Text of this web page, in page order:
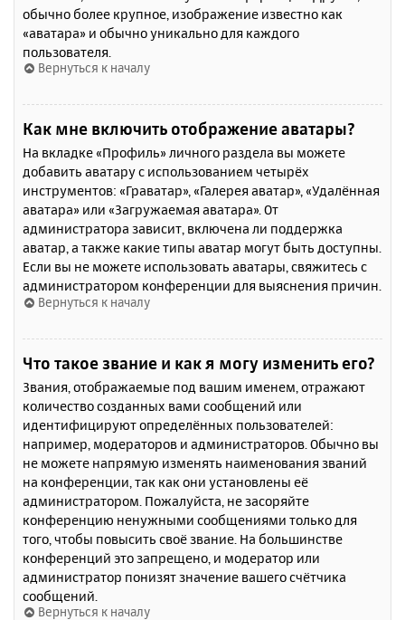
обычно более крупное, изображение известно как
«аватара» и обычно уникально для каждого
пользователя.
Вернуться к началу
Как мне включить отображение аватары?
На вкладке «Профиль» личного раздела вы можете
добавить аватару с использованием четырёх
инструментов: «Граватар», «Галерея аватар», «Удалённая
аватара» или «Загружаемая аватара». От
администратора зависит, включена ли поддержка
аватар, а также какие типы аватар могут быть доступны.
Если вы не можете использовать аватары, свяжитесь с
администратором конференции для выяснения причин.
Вернуться к началу
Что такое звание и как я могу изменить его?
Звания, отображаемые под вашим именем, отражают
количество созданных вами сообщений или
идентифицируют определённых пользователей:
например, модераторов и администраторов. Обычно вы
не можете напрямую изменять наименования званий
на конференции, так как они установлены её
администратором. Пожалуйста, не засоряйте
конференцию ненужными сообщениями только для
того, чтобы повысить своё звание. На большинстве
конференций это запрещено, и модератор или
администратор понизят значение вашего счётчика
сообщений.
Вернуться к началу